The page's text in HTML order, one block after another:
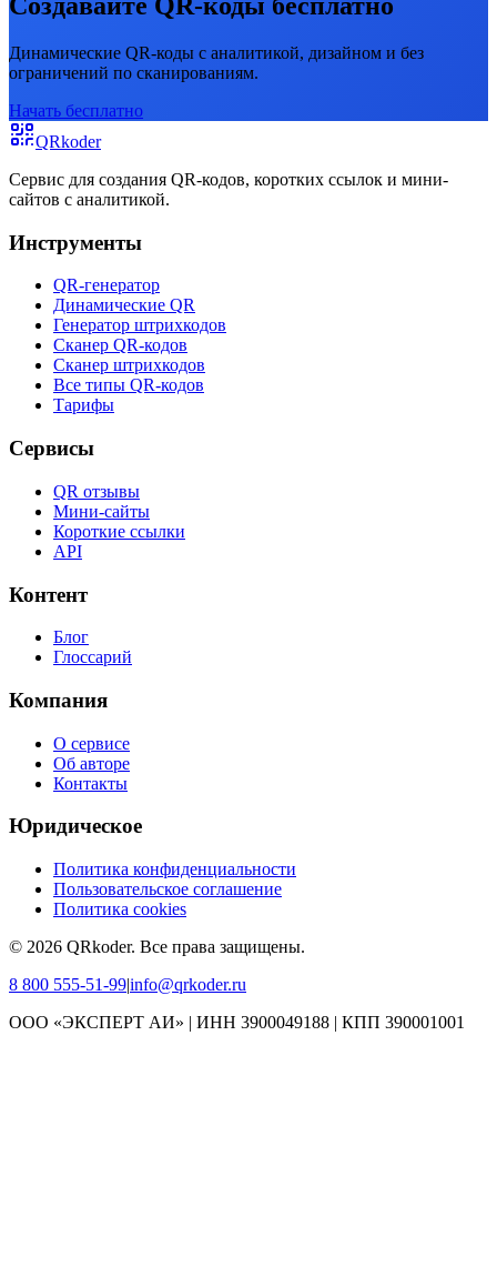
Динамические QR-коды с аналитикой, дизайном и без
ограничений по сканированиям.
Начать бесплатно
QRkoder
Сервис для создания QR-кодов, коротких ссылок и мини-
сайтов с аналитикой.
Инструменты
QR-генератор
Динамические QR
Генератор штрихкодов
Сканер QR-кодов
Сканер штрихкодов
Все типы QR-кодов
Тарифы
Сервисы
QR отзывы
Мини-сайты
Короткие ссылки
API
Контент
Блог
Глоссарий
Компания
О сервисе
Об авторе
Контакты
Юридическое
Политика конфиденциальности
Пользовательское соглашение
Политика cookies
© 2026 QRkoder. Все права защищены.
8 800 555-51-99|info@qrkoder.ru
ООО «ЭКСПЕРТ АИ» | ИНН 3900049188 | КПП 390001001